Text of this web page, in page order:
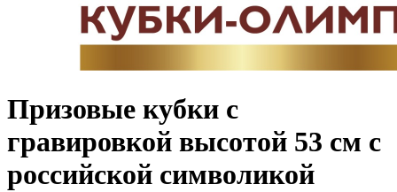
Призовые кубки с
гравировкой высотой 53 см с
российской символикой